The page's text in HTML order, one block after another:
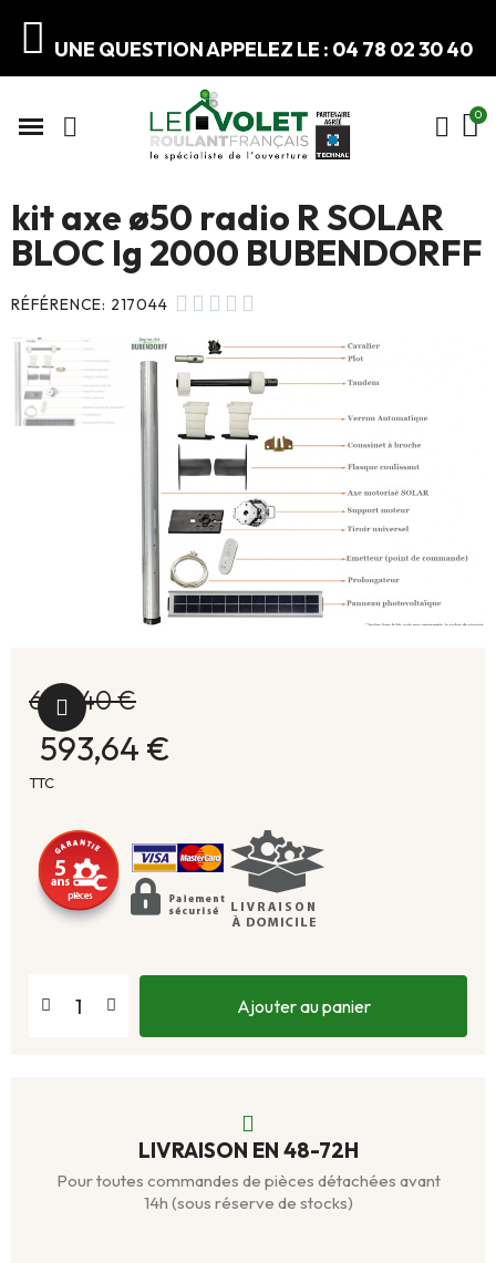
UNE QUESTION APPELEZ LE : 04 78 02 30 40
kit axe ø50 radio R SOLAR
BLOC lg 2000 BUBENDORFF
RÉFÉRENCE 217044     
698,40 €
593,64 €
TTC
Ajouter au panier
LIVRAISON EN 48-72H
Pour toutes commandes de pièces détachées avant
14h (sous réserve de stocks)